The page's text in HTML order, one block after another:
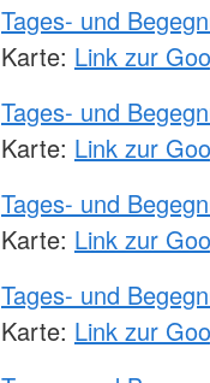
Tages- und
Karte: Link zur
Tages- und
Karte: Link zur
Tages- und
Karte: Link zur
Tages- und
Karte: Link zur